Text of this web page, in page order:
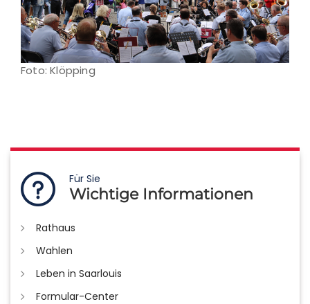
Foto: Klöpping
Für Sie
Wichtige Informationen
Rathaus
Wahlen
Leben in Saarlouis
Formular-Center